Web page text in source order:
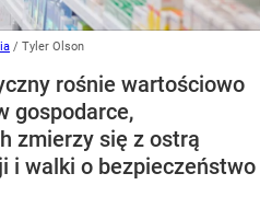
/ Tyler Olson
rośnie wartościowo
gospodarce,
zmierzy się z ostrą
i walki o bezpieczeństwo